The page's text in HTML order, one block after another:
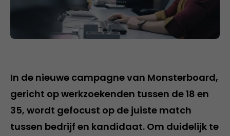
In de nieuwe campagne van Monsterboard,
gericht op werkzoekenden tussen de 18 en
35, wordt gefocust op de juiste match
tussen bedrijf en kandidaat. Om duidelijk te